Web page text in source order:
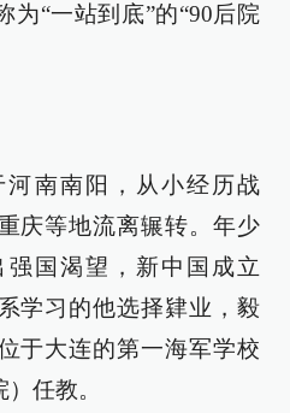
为“一站到底”的“90后院
河南南阳，从小经历战
庆等地流离辗转。年少
国渴望，新中国成立
学习的他选择肄业，毅
于大连的第一海军学校
任教。